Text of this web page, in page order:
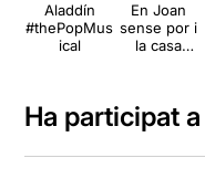
Aladdín
#thePopMus
ical
En Joan
sense por i
la casa
Ha participat a